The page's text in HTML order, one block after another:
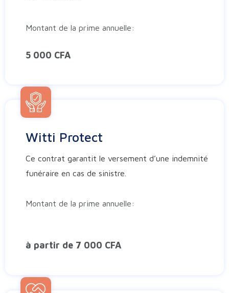
Montant de la prime annuelle:
5 000 CFA
Witti Protect
Ce contrat garantit le versement d’une indemnité
funéraire en cas de sinistre.
Montant de la prime annuelle:
à partir de 7 000 CFA